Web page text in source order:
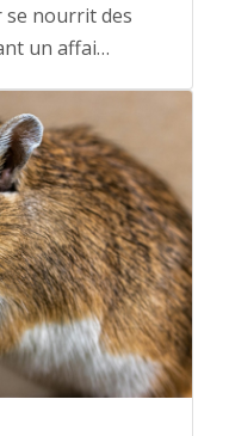
se nourrit des
un affai…